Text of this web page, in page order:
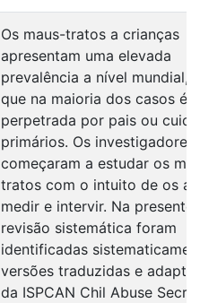
Os maus-tratos a crianças
apresentam uma elevada
prevalência a nível mundial,
que na maioria dos casos é
perpetrada por pais ou
primários. Os investigadores
começaram a estudar os
tratos com o intuito de os
medir e intervir. Na presente
revisão sistemática foram
identificadas
versões traduzidas e
da ISPCAN Chil Abuse